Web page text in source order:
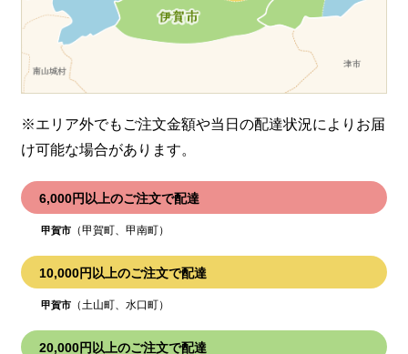
※エリア外でもご注文金額や当日の配達状況により お届
け可能な場合があります。
6,000円以上のご注文で配達
甲賀市 （甲賀町、甲南町）
10,000円以上のご注文で配達
甲賀市 （土山町、水口町）
20,000円以上のご注文で配達